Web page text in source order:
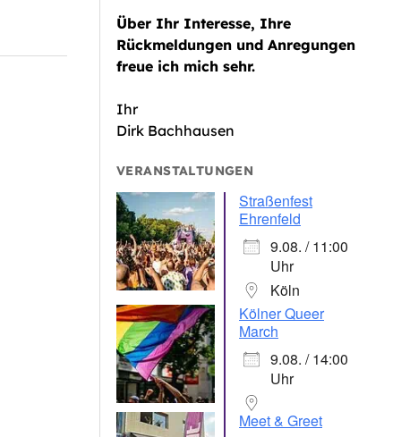
Über Ihr Interesse, Ihre
Rückmeldungen und Anregungen
freue ich mich sehr.
Ihr
Dirk Bachhausen
VERANSTALTUNGEN
Straßenfest
Ehrenfeld
9.08. / 11:00
Uhr
Köln
Kölner Queer
March
9.08. / 14:00
Uhr
Meet & Greet